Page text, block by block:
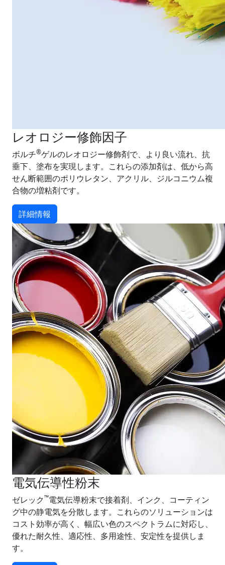
レオロジー修飾因子
ボルチ®ゲルのレオロジー修飾剤で、より良い流れ、抗
垂下、塗布を実現します。これらの添加剤は、低から高
せん断範囲のポリウレタン、アクリル、ジルコニウム複
合物の増粘剤です。
詳細情報
電気伝導性粉末
ゼレック™電気伝導粉末で接着剤、インク、コーティン
グ中の静電気を分散します。これらのソリューションは
コスト効率が高く、幅広い色のスペクトラムに対応し、
優れた耐久性、適応性、多用途性、安定性を提供しま
す。